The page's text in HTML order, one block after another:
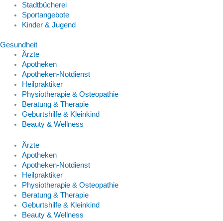
Stadtbücherei
Sportangebote
Kinder & Jugend
Gesundheit
Ärzte
Apotheken
Apotheken-Notdienst
Heilpraktiker
Physiotherapie & Osteopathie
Beratung & Therapie
Geburtshilfe & Kleinkind
Beauty & Wellness
Ärzte
Apotheken
Apotheken-Notdienst
Heilpraktiker
Physiotherapie & Osteopathie
Beratung & Therapie
Geburtshilfe & Kleinkind
Beauty & Wellness